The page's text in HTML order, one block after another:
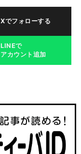
Xでフォローする
LINEで
アカウント追加